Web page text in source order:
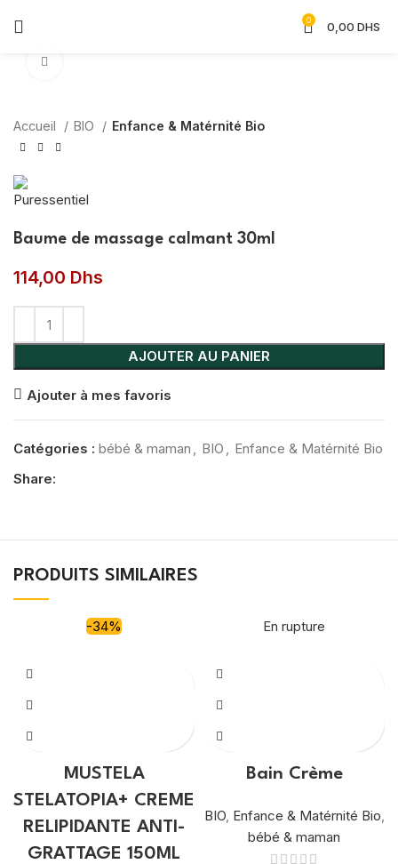
0 0,00 DHS
Accueil BIO Enfance & Matérnité Bio
Baume de massage calmant 30ml
114,00 Dhs
AJOUTER AU PANIER
Ajouter à mes favoris
Catégories : bébé & maman , BIO , Enfance & Matérnité Bio
Share:
PRODUITS SIMILAIRES
-34%
MUSTELA
STELATOPIA+ CREME
RELIPIDANTE ANTI-
GRATTAGE 150ML
En rupture
Bain Crème
BIO, Enfance & Matérnité Bio,
bébé & maman